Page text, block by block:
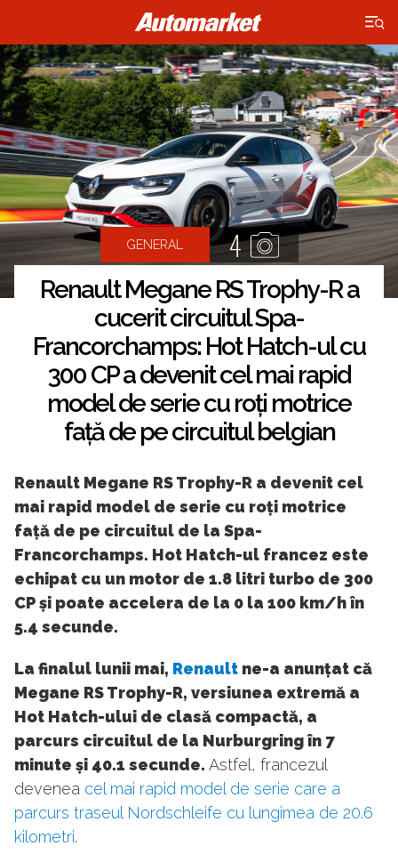
×
GENERAL 4
Renault Megane RS Trophy-R a
cucerit circuitul Spa-
Francorchamps: Hot Hatch-ul cu
300 CP a devenit cel mai rapid
model de serie cu roți motrice
față de pe circuitul belgian
Renault Megane RS Trophy-R a devenit cel
mai rapid model de serie cu roți motrice
față de pe circuitul de la Spa-
Francorchamps. Hot Hatch-ul francez este
echipat cu un motor de 1.8 litri turbo de 300
CP și poate accelera de la 0 la 100 km/h în
5.4 secunde.
La finalul lunii mai, Renault ne-a anunțat că
Megane RS Trophy-R, versiunea extremă a
Hot Hatch-ului de clasă compactă, a
parcurs circuitul de la Nurburgring în 7
minute și 40.1 secunde. Astfel, francezul
devenea cel mai rapid model de serie care a
parcurs traseul Nordschleife cu lungimea de 20.6
kilometri.